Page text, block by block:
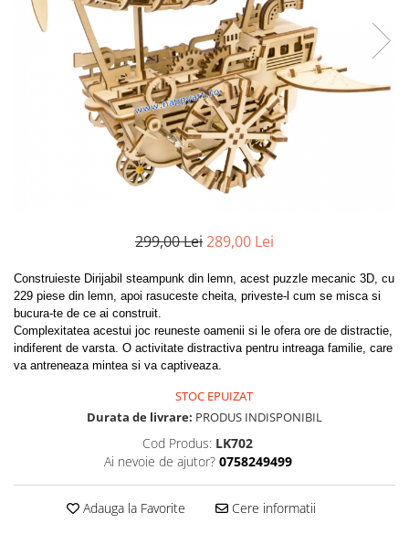
299,00 Lei289,00 Lei
Construieste Dirijabil steampunk din lemn, acest puzzle mecanic 3D, cu
229 piese din lemn, apoi rasuceste cheita, priveste-l cum se misca si
bucura-te de ce ai construit.
Complexitatea acestui joc reuneste oamenii si le ofera ore de distractie,
indiferent de varsta. O activitate distractiva pentru intreaga familie, care
va antreneaza mintea si va captiveaza.
STOC EPUIZAT
Durata de livrare: PRODUS INDISPONIBIL
Cod Produs: LK702
Ai nevoie de ajutor? 0758249499
Adauga la Favorite Cere informatii